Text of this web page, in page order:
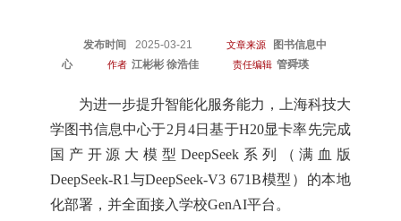
发布时间 2025-03-21 文章来源
图书信息中
心
作者 江彬彬 徐浩佳 责任编辑 管舜瑛
为进一步提升智能化服务能力，上海科技大
学图书信息中心于2月4日基于H20显卡率先完成
国产开源大模型DeepSeek系列（满血版
DeepSeek-R1与DeepSeek-V3 671B模型）的本地
化部署，并全面接入学校GenAI平台。